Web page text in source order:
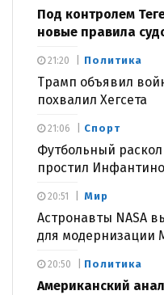
Под контролем
новые правила
Политика
Трамп объявил
похвалил Хегсета
21:20
Спорт
Футбольный раскол
простил Инфантино
21:06
Мир
Астронавты NASA
для модернизации
20:51
Политика
Американский
20:50